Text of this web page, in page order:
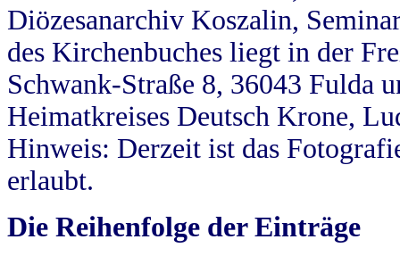
Diözesanarchiv Koszalin,
des Kirchenbuches liegt in der
Schwank-Straße 8, 36043 Fulda
Heimatkreises Deutsch Krone,
Hinweis: Derzeit ist das
erlaubt.
Die Reihenfolge der Einträge